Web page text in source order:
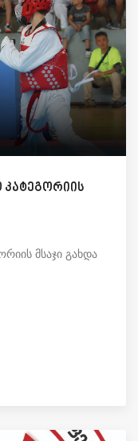
კატეგორიის
მსაჯი გახდა